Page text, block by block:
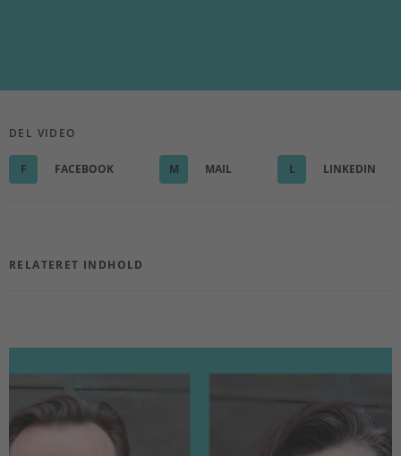
DEL VIDEO
F FACEBOOK M MAIL L LINKEDIN
RELATERET INDHOLD